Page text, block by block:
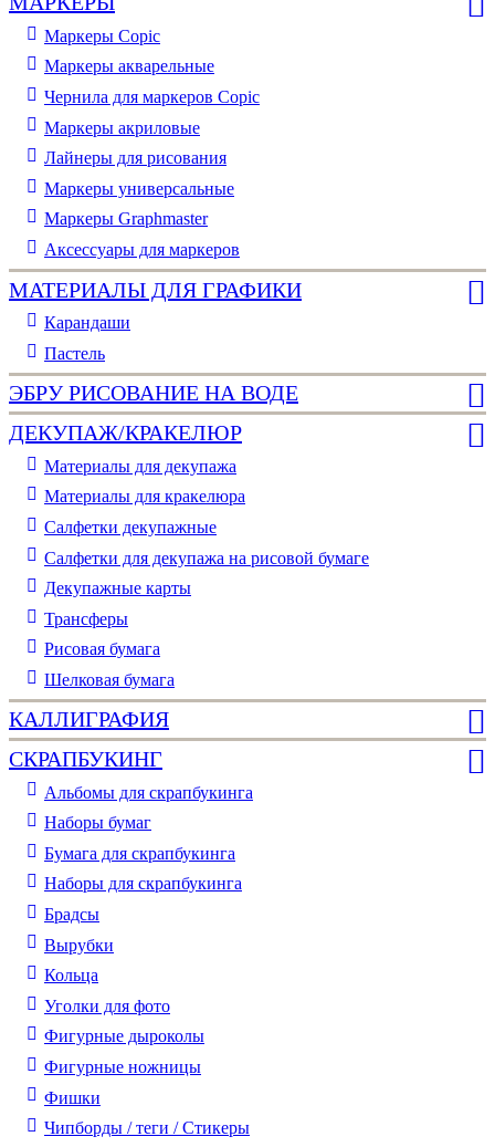
Маркеры Copic
Маркеры акварельные
Чернила для маркеров Copic
Маркеры акриловые
Лайнеры для рисования
Маркеры универсальные
Маркеры Graphmaster
Аксессуары для маркеров
МАТЕРИАЛЫ ДЛЯ ГРАФИКИ
Карандаши
Пастель
ЭБРУ РИСОВАНИЕ НА ВОДЕ
ДЕКУПАЖ/КРАКЕЛЮР
Материалы для декупажа
Материалы для кракелюра
Cалфетки декупажные
Салфетки для декупажа на рисовой бумаге
Декупажные карты
Трансферы
Рисовая бумага
Шелковая бумага
КАЛЛИГРАФИЯ
СКРАПБУКИНГ
Альбомы для скрапбукинга
Наборы бумаг
Бумага для скрапбукинга
Наборы для скрапбукинга
Брадсы
Вырубки
Кольца
Уголки для фото
Фигурные дыроколы
Фигурные ножницы
Фишки
Чипборды / теги / Стикеры